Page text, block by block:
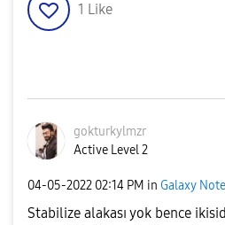
1 Like
gokturkylmzr
Active Level 2
‎04-05-2022 02:14 PM in Galaxy Note
Stabilize alakası yok bence